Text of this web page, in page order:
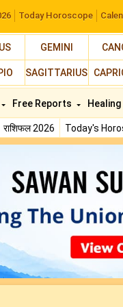
Today Horoscope
GEMINI
SAGITTARIUS
राशिफल 2026 Today's
Free Reports Healing